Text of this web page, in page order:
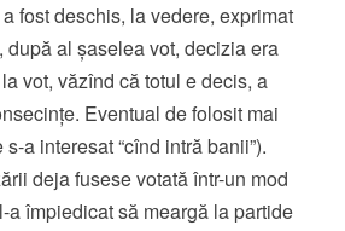
fost deschis, la vedere, exprimat
al șaselea vot, decizia era
vot, văzînd că totul e decis, a
Eventual de folosit mai
a interesat “cînd intră banii”).
deja fusese votată într-un mod
împiedicat să meargă la partide